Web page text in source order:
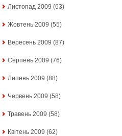
Листопад 2009 (63)
Жовтень 2009 (55)
Вересень 2009 (87)
Серпень 2009 (76)
Липень 2009 (88)
Червень 2009 (58)
Травень 2009 (58)
Квітень 2009 (62)